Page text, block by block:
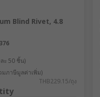
Blind Rivet, 4.8
ะ 50 ชิ้น)
มภาษีมูลค่าเพิ่ม)
THB229.15/ถุง